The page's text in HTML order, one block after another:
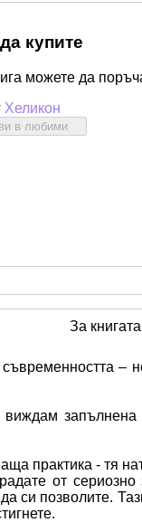
купите
можете да
Хеликон
в любими
За книгата
–
практика - тя
от
си позволите.